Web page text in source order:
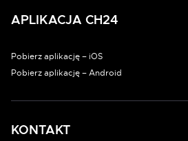
APLIKACJA CH24
Pobierz aplikację – iOS
Pobierz aplikację – Android
KONTAKT